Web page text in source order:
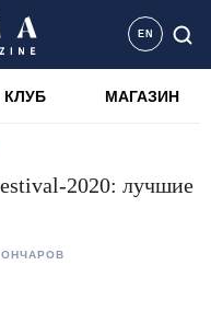
EN
КЛУБ МАГАЗИН
2020: лучшие